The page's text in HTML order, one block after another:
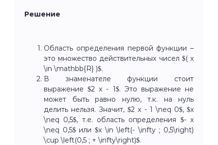
Решение
Область определения первой функции –
это множество действительных чисел $( x
\in \mathbb{R} )$.
В знаменателе функции стоит
выражение $2 x - 1$. Это выражение не
может быть равно нулю, т.к. на нуль
делить нельзя. Значит, $2 x - 1 \neq 0$, $x
\neq 0,5$, т.е. область определения $- x
\neq 0,5$ или $x \in \left(- \infty ; 0,5\right)
\cup \left(0,5 ; + \infty\right)$.